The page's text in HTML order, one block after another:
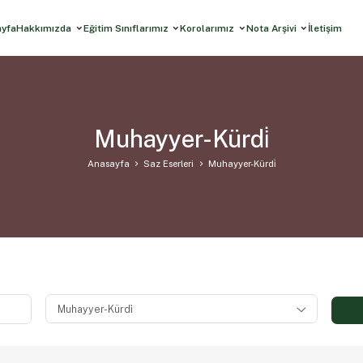
Hakkımızda Eğitim Sınıflarımız Korolarımız Nota Arşivi İletişim
Muhayyer-Kürdi̇
Anasayfa Saz Eserleri Muhayyer-Kürdi̇